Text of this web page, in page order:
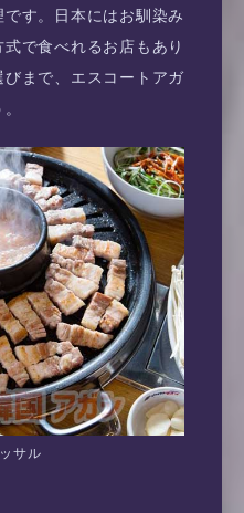
す。日本にはお馴染み
で食べれるお店もあり
まで、エスコートアガ
サル